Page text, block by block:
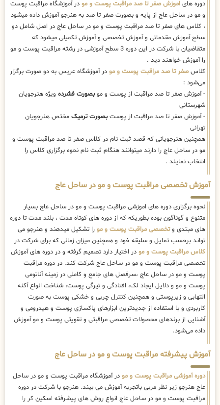
دوره های اموزش صفر تا صد مراقبت پوست و مو در آموزشگاه مراقبت پوست
و مو در ساحل عاج از پایه و بصورت صفر تا صد به هنرجو آموزش داده میشود
، کلاس های صفر تا صد مراقبت پوست و مو در ساحل عاج در اصل شامل دو
سطح آموزش مقدماتی و آموزش تخصصی و آموزش تکمیلی میشود که
متقاضیان با شرکت در این دوره 3 سطح آموزشی در رشته مراقبت پوست و مو
را آموزش خواهند دید .
کلاسصفر تا صد مراقبت پوست و مو در آموزشگاه عریس به دو صورت برگزار
می‌شود :
- آموزش صفر تا صد مراقبت از پوست و موبصورت فشرده ویژه هنرجویان
شهرستانی
- آموزش صفر تا صد مراقبت از پوستبصورت ترمیک مختص هنرجویان
تهرانی
همچنین هنرجویانی که قصد ثبت نام در کلاس صفر تا صد مراقبت پوست و
مو در ساحل عاج را دارند میتوانند هنگام ثبت نام نحوه برگزاری کلاس را
انتخاب نمایند .
آموزش تخصصی مراقبت پوست و مو در ساحل عاج
نحوه برگزاری دوره های اموزشی مراقبت پوست و مو در ساحل عاج بسیار
متنوع و گوناگون بوده بطوریکه که از دوره های کوتاه مدت ، بلند مدت تا دوره
های مبتدی وتخصصی مراقبت پوست و مو را تشکیل میدهند و هنرجو می
تواند برحسب تمایل و سلیقه خود و همچنین میزان زمانی که برای شرکت در
کلاس مراقبت پوست و مو در اختیار دارد تصمیم گرفته و در دوره های آموزش
تخصصی مراقبت پوست و مو در ساحل عاج شرکت کند. در دوره مراقبت
پوست و مو در ساحل عاج ،سرفصل های جامع و کاملی در زمینه آناتومی
پوست و مو و دلایل ایجاد لک، افتادگی و تیرگی پوست، شناخت انواع آکنه
التهابی و زیرپوستی و همچنین کنترل چربی و خشکی پوست به صورت
کاربردی و با استفاده از جدیدترین ابزارهای پاکسازی پوست و هیدرومی و
آشنایی از برندهای محصولات تخصصی مراقبتی و تقویتی پوست و مو آموزش
داده می‌شود.
آموزش پیشرفته مراقبت پوست و مو در ساحل عاج
دوره آموزشی مراقبت پوست و مو در آموزشگاه مراقبت پوست و مو در ساحل
عاج هنرجو زیر نظر مربی باتجربه آموزش می بیند. هنرجو با شرکت در دوره
مراقبت پوست و مو در ساحل عاج انواع روش های پیشرفته اسکین کر را